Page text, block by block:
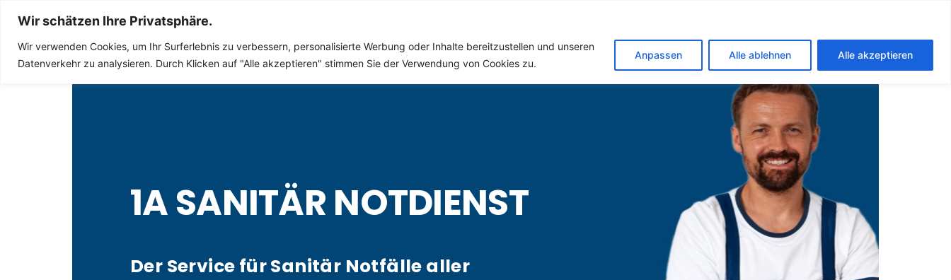
Wir schätzen Ihre Privatsphäre.
Wir verwenden Cookies, um Ihr Surferlebnis zu verbessern, personalisierte Werbung oder Inhalte bereitzustellen und unseren
Datenverkehr zu analysieren. Durch Klicken auf "Alle akzeptieren" stimmen Sie der Verwendung von Cookies zu.
Anpassen Alle ablehnen Alle akzeptieren
Sanitär Notdienst (Klempner) für Amelinghausen
1A SANITÄR NOTDIENST
Der Service für Sanitär Notfälle aller